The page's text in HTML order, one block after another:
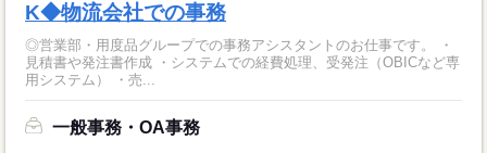
K◆物流会社での事務
◎営業部・用度品グループでの事務アシスタントのお仕事です。 ・
見積書や発注書作成 ・システムでの経費処理、受発注（OBICなど専
用システム） ・売...
一般事務・OA事務